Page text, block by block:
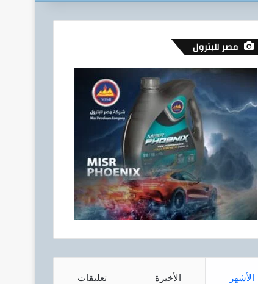
مصر للبترول
الأشهر الأخيرة تعليقات